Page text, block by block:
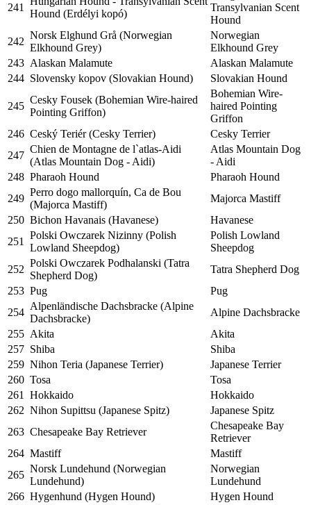
241
Hound (Erdélyi kopó)
Transylvanian Scent
Hound
242
Norsk Elghund Grå (Norwegian
Elkhound Grey)
Norwegian
Elkhound Grey
243 Alaskan Malamute
Alaskan Malamute
244 Slovensky kopov (Slovakian Hound) Slovakian Hound
245
Cesky Fousek (Bohemian Wire-haired
Pointing Griffon)
Bohemian Wire-
haired Pointing
Griffon
246 Ceský Teriér (Cesky Terrier)
Cesky Terrier
247
Chien de Montagne de l`atlas-Aidi
(Atlas Mountain Dog - Aidi)
Atlas Mountain Dog
- Aidi
248 Pharaoh Hound
Pharaoh Hound
249
Perro dogo mallorquín, Ca de Bou
(Majorca Mastiff)
Majorca Mastiff
250 Bichon Havanais (Havanese)
Havanese
251
Polski Owczarek Nizinny (Polish
Lowland Sheepdog)
Polish Lowland
Sheepdog
252
Polski Owczarek Podhalanski (Tatra
Shepherd Dog)
Tatra Shepherd Dog
253 Pug
Pug
254
Alpenländische Dachsbracke (Alpine
Dachsbracke)
Alpine Dachsbracke
255 Akita
Akita
257 Shiba
Shiba
259 Nihon Teria (Japanese Terrier)
Japanese Terrier
260 Tosa
Tosa
261
Hokkaido
Hokkaido
262 Nihon Supittsu (Japanese Spitz)
Japanese Spitz
263 Chesapeake Bay Retriever
Chesapeake Bay
Retriever
264 Mastiff
Mastiff
265
Norsk Lundehund (Norwegian
Lundehund)
Norwegian
Lundehund
266 Hygenhund (Hygen Hound)
Hygen Hound